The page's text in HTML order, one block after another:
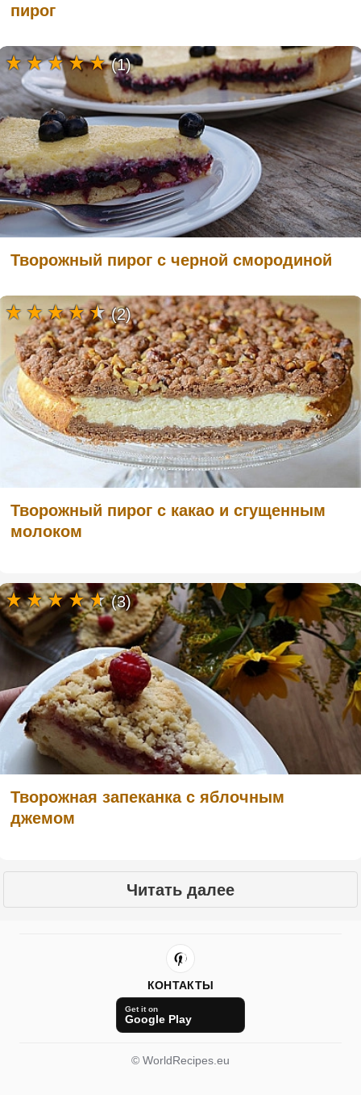
пирог
Творожный пирог с черной смородиной
(1)
Творожный пирог с какао и сгущенным
молоком
(2)
Творожная запеканка с яблочным
джемом
(3)
Читать далее
КОНТАКТЫ
Get it on
Google Play
© WorldRecipes.eu